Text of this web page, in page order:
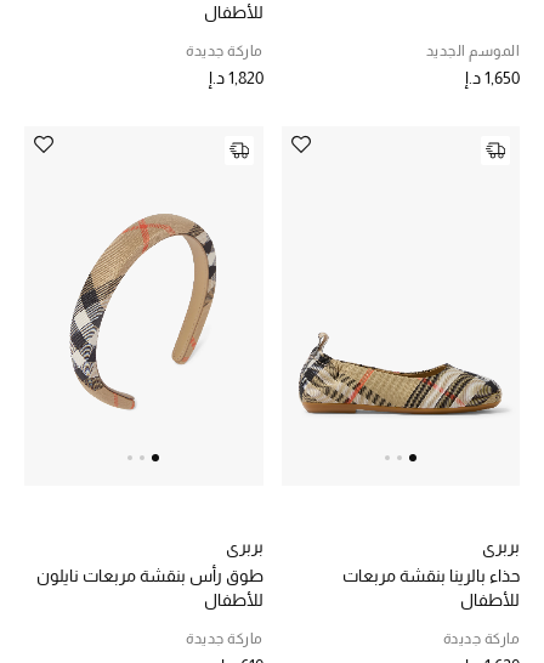
الموسم الجديد
1,650 د.إ
للأطفال
ماركة جديدة
1,820 د.إ
بربري
حذاء بالرينا بنقشة مربعات
للأطفال
ماركة جديدة
بربري
طوق رأس بنقشة مربعات نايلون
للأطفال
ماركة جديدة